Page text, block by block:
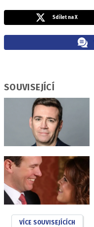
Sdílet na X
SOUVISEJÍCÍ
VÍCE SOUVISEJÍCÍCH